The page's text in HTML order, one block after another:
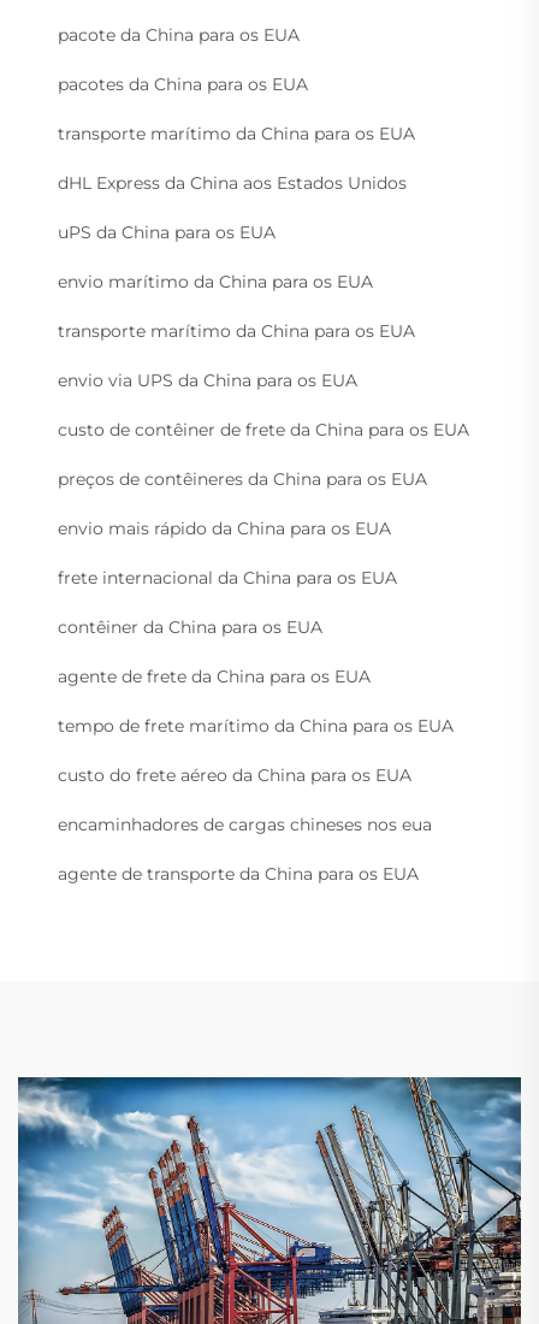
pacote da China para os EUA
pacotes da China para os EUA
transporte marítimo da China para os EUA
dHL Express da China aos Estados Unidos
uPS da China para os EUA
envio marítimo da China para os EUA
transporte marítimo da China para os EUA
envio via UPS da China para os EUA
custo de contêiner de frete da China para os EUA
preços de contêineres da China para os EUA
envio mais rápido da China para os EUA
frete internacional da China para os EUA
contêiner da China para os EUA
agente de frete da China para os EUA
tempo de frete marítimo da China para os EUA
custo do frete aéreo da China para os EUA
encaminhadores de cargas chineses nos eua
agente de transporte da China para os EUA